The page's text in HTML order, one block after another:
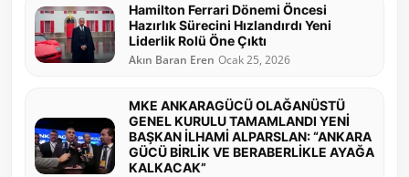
Hamilton Ferrari Dönemi Öncesi
Hazırlık Sürecini Hızlandırdı Yeni
Liderlik Rolü Öne Çıktı
Akın Baran Eren Ocak 25, 2026
MKE ANKARAGÜCÜ OLAĞANÜSTÜ
GENEL KURULU TAMAMLANDI YENİ
BAŞKAN İLHAMİ ALPARSLAN: “ANKARA
GÜCÜ BİRLİK VE BERABERLİKLE AYAĞA
KALKACAK”